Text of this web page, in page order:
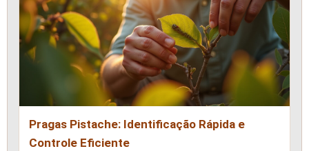
Pragas Pistache: Identificação Rápida e
Controle Eficiente